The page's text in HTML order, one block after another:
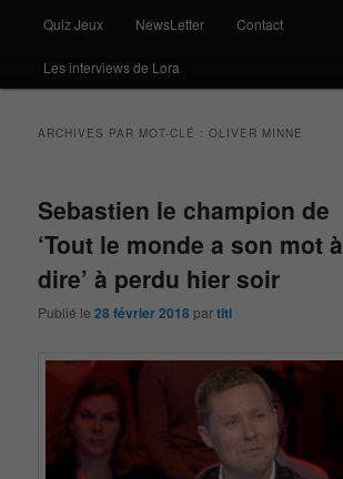
Quiz Jeux NewsLetter Contact
Les interviews de Lora
ARCHIVES PAR MOT-CLÉ :OLIVER MINNE
Sebastien le champion de
‘Tout le monde a son mot à
dire’ à perdu hier soir
Publié le28 février 2018 partiti